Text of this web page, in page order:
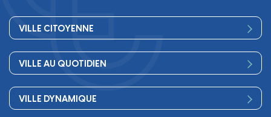
VILLE CITOYENNE
Conseil Municipal
Les services de la Mairie
Finances
VILLE AU QUOTIDIEN
Petite enfance
VILLE DYNAMIQUE